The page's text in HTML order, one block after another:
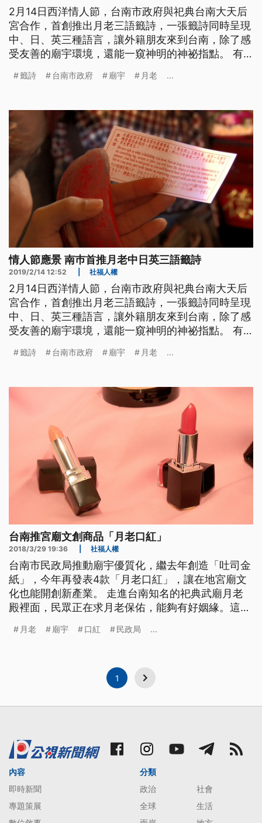
2月14日西洋情人節，台南市政府與祀典台南大天后
宮合作，首創推出月老三語籤詩，一張籤詩同時呈現
中、日、英三種語言，讓外籍朋友來到台南，除了感
受友善的廟宇環境，還能一窺神明的神祕指點。 有
看表面，現在抽到籤詩，真的能夠說到他們的心坎
得開心，也覺得滿意，我現在是大學生快要畢業了，
籤詩有說到我必須要靜候
籤詩 台南市政府 廟宇 月老 ...
情人節應景 南巿首推月老中日英三語籤詩
2019/2/14 12:52 社福人權
2月14日西洋情人節，台南市政府與祀典台南大天后
宮合作，首創推出月老三語籤詩，一張籤詩同時呈現
中、日、英三種語言，讓外籍朋友來到台南，除了感
受友善的廟宇環境，還能一窺神明的神祕指點。 有
看表面，現在抽到籤詩，真的能夠說到他們的心坎
得開心，也覺得滿意，我現在是大學生快要畢業了，
籤詩有說到我必須要靜候
籤詩 台南市政府 廟宇 月老 ...
台南推宮廟文創商品「月老口紅」
2018/3/29 19:36 社福人權
台南市民政局推動廟宇優質化，繼去年創造「吐司金
紙」，今年再發表4款「月老口紅」，讓在地宮廟文
化也能開創新產業。 走進台南知名的祀典武廟月老
殿裡面，民眾正在求月老保佑，能夠有好姻緣。這是
的4間月老廟，包含祀典武廟、大天后宮等廟宇，將
局有感於減香、減鞭炮等政策間接影
月老 廟宇 口紅 民政局 ...
1
內容
即時新聞
專題策展
分類
政治
社會
全球
生活